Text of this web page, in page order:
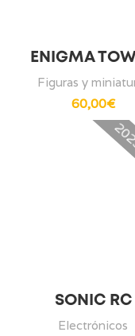
ENIGMA
Figuras y
60,00€
SONIC RC
Electrónicos